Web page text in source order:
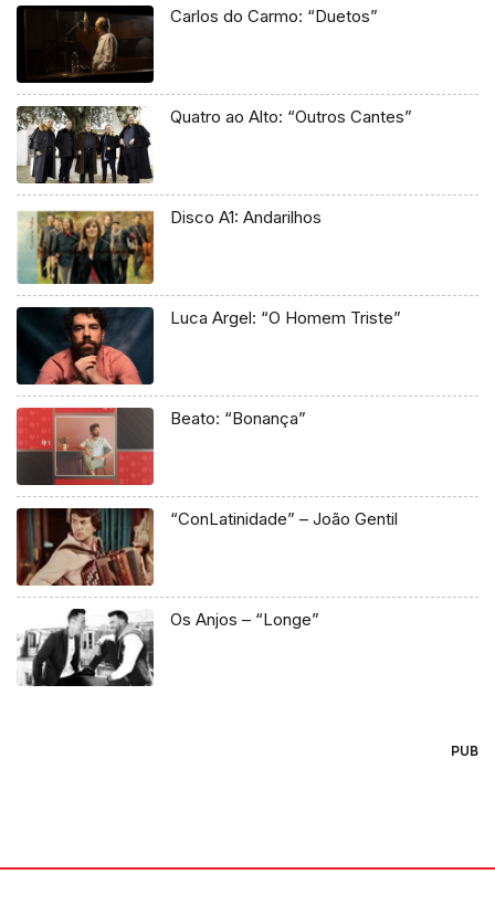
Carlos do Carmo: “Duetos”
Quatro ao Alto: “Outros Cantes”
Disco A1: Andarilhos
Luca Argel: “O Homem Triste”
Beato: “Bonança”
“ConLatinidade” – João Gentil
Os Anjos – “Longe”
PUB